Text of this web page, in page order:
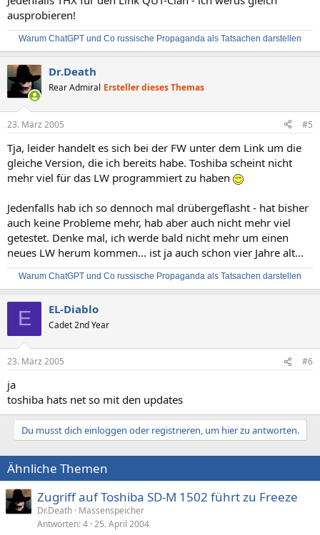
ausprobieren!
Warum ChatGPT und Co russische Propaganda als Tatsachen darstellen
Dr.Death
Rear Admiral Ersteller dieses Themas
23. März 2005 #5
Tja, leider handelt es sich bei der FW unter dem Link um die
gleiche Version, die ich bereits habe. Toshiba scheint nicht
mehr viel für das LW programmiert zu haben
Jedenfalls hab ich so dennoch mal drübergeflasht - hat bisher
auch keine Probleme mehr, hab aber auch nicht mehr viel
getestet. Denke mal, ich werde bald nicht mehr um einen
neues LW herum kommen... ist ja auch schon vier Jahre alt...
Warum ChatGPT und Co russische Propaganda als Tatsachen darstellen
E EL-Diablo
Cadet 2nd Year
23. März 2005 #6
ja
toshiba hats net so mit den updates
Du musst dich einloggen oder registrieren, um hier zu antworten.
Ähnliche Themen
Zugriff auf Toshiba SD-M 1502 führt zu Freeze
Dr.Death Massenspeicher
Antworten 4 25. April 2004